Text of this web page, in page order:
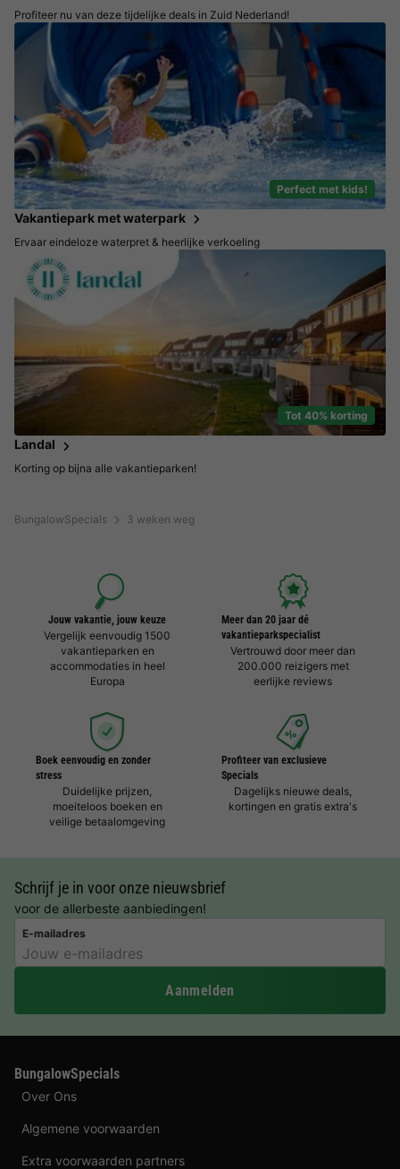
BungalowSpecials 3 weken weg
Profiteer nu van deze tijdelijke deals in Zuid Nederland!
Perfect met kids!
Vakantiepark met waterpark
Ervaar eindeloze waterpret & heerlijke verkoeling
Tot 40% korting
Landal
Korting op bijna alle vakantieparken!
Jouw vakantie, jouw keuze
Vergelijk eenvoudig 1500
vakantieparken en
accommodaties in heel
Europa
Meer dan 20 jaar dé
vakantieparkspecialist
Vertrouwd door meer dan
200.000 reizigers met
eerlijke reviews
Boek eenvoudig en zonder
stress
Duidelijke prijzen,
moeiteloos boeken en
veilige betaalomgeving
Profiteer van exclusieve
Specials
Dagelijks nieuwe deals,
kortingen en gratis extra's
Schrijf je in voor onze nieuwsbrief
voor de allerbeste aanbiedingen!
E-mailadres
Aanmelden
BungalowSpecials
Over Ons
Algemene voorwaarden
Extra voorwaarden partners